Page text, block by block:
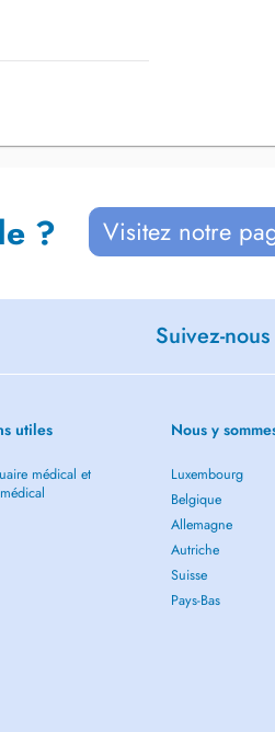
? Visitez notre
Suivez-
utiles
médical et
Nous y
Luxembourg
Belgique
Allemagne
Autriche
Suisse
Pays-Bas